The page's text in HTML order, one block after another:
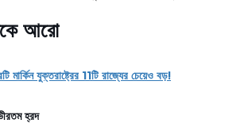
আরো
মার্কিন যুক্তরাষ্ট্রের 11টি রাজ্যের চেয়েও বড়!
হ্রদ